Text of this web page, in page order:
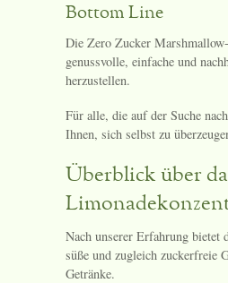
Bottom Line
Die Zero Zucker
genussvolle, einfache und
herzustellen.
Für alle, die auf der Suche
Ihnen, sich selbst zu
Überblick über
Nach unserer Erfahrung bietet
süße und zugleich zuckerfreie
Getränke.